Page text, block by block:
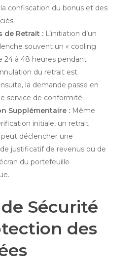
confiscation du bonus et des
de Retrait : L’initiation d’un
souvent un « cooling
24 à 48 heures pendant
du retrait est
la demande passe en
service de conformité.
Supplémentaire : Même
initiale, un retrait
déclencher une
justificatif de revenus ou de
du portefeuille
Sécurité
des